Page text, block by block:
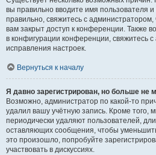
вы правильно вводите имя пользователя
правильно, свяжитесь с
вам закрыт доступ к конференции. Также
в конфигурации конференции, свяжитесь
исправления настроек.
Вернуться к началу
Я давно зарегистрирован, но больше не
Возможно, администратор по какой-то
удалил вашу учётную запись. Кроме того,
периодически удаляют пользователей,
оставляющих сообщения, чтобы
это произошло, попробуйте
участвовать в дискуссиях.